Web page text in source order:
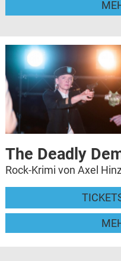
The Deadly
Rock-Krimi von Axel Hinz